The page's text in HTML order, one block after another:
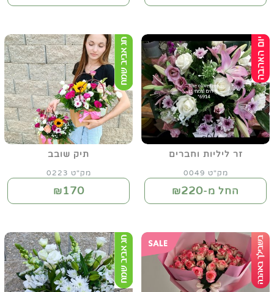
זר ליליות וחברים
מק"ט 0049
החל מ-₪220
תיק שובב
מק"ט 0223
₪170